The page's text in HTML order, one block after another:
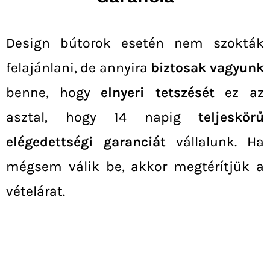
Design bútorok esetén nem szokták
felajánlani, de annyira biztosak vagyunk
benne, hogy elnyeri tetszésétez az
asztal, hogy 14 napig teljeskörű
elégedettségi garanciát vállalunk. Ha
mégsem válik be, akkor megtérítjük a
vételárat.